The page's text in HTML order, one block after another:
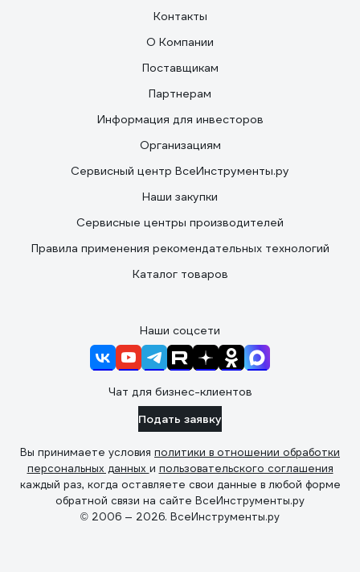
Контакты
О Компании
Поставщикам
Партнерам
Информация для инвесторов
Организациям
Сервисный центр ВсеИнструменты.ру
Наши закупки
Сервисные центры производителей
Правила применения рекомендательных технологий
Каталог товаров
Наши соцсети
Чат для бизнес-клиентов
Подать заявку
Вы принимаете условия политики в отношении обработки
персональных данных и пользовательского соглашения
каждый раз, когда оставляете свои данные в любой форме
обратной связи на сайте ВсеИнструменты.ру
© 2006 — 2026. ВсеИнструменты.ру